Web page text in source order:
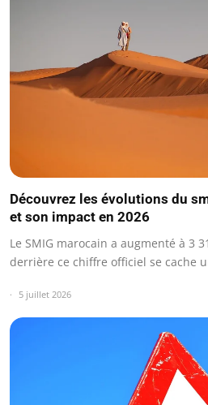
Découvrez les évolutions du
et son impact en 2026
Le SMIG marocain a augmenté à 3
derrière ce chiffre officiel se cache
5 juillet 2026